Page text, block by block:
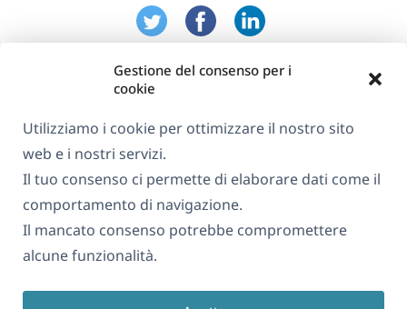
Gestione del consenso per i
cookie
Utilizziamo i cookie per ottimizzare il nostro sito
web e i nostri servizi.
Il tuo consenso ci permette di elaborare dati come il
comportamento di navigazione.
Il mancato consenso potrebbe compromettere
alcune funzionalità.
GDPR e Informativa sulla Privacy
Unisciti al nostro team(si
apre apre apre